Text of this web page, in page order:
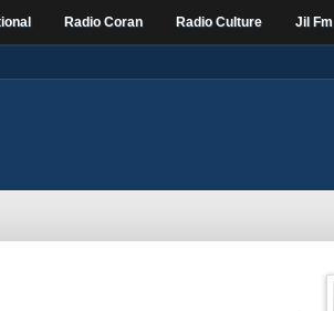
Radio Coran Radio Culture Jil Fm